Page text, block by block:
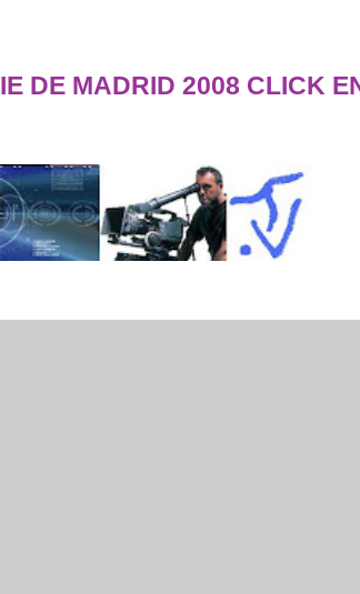
DE MADRID 2008 CLICK